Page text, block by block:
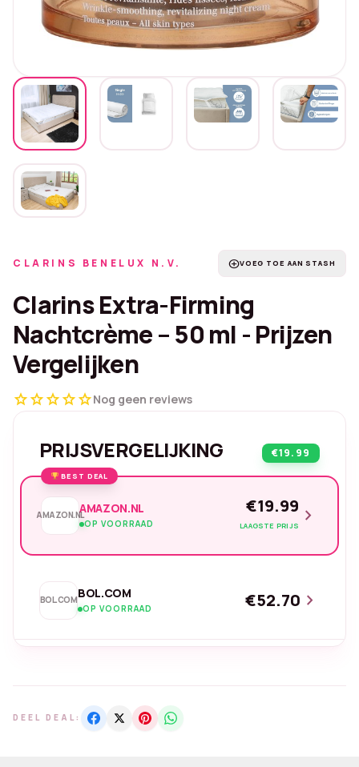
CLARINS BENELUX N.V. add_circleVOEG TOE AAN STASH
Clarins Extra-Firming
Nachtcrème – 50 ml - Prijzen
Vergelijken
starstarstarstarstarNog geen reviews
PRIJSVERGELIJKING €19.99
BEST DEAL
AMAZON.NLAMAZON.NL
OP VOORRAAD
€19.99
LAAGSTE PRIJS chevron_right
BOL.COMBOL.COM
OP VOORRAAD €52.70 chevron_right
DEEL DEAL: